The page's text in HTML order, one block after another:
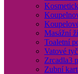
Masážní
Toaletní
Vatové
Zrcadla3
Zubní